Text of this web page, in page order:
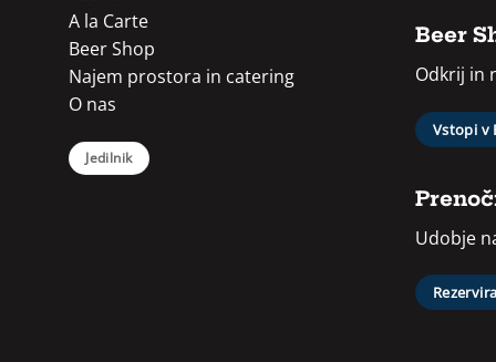
A la Carte
Beer Shop
Najem prostora in catering
O nas
Jedilnik
Beer
Odkrij in
Vstopi v
Udobje